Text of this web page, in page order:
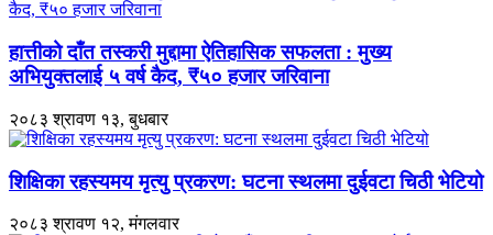
हात्तीको दाँत तस्करी मुद्दामा ऐतिहासिक सफलता : मुख्य
अभियुक्तलाई ५ वर्ष कैद, ₹५० हजार जरिवाना
२०८३ श्रावण १३, बुधबार
शिक्षिका रहस्यमय मृत्यु प्रकरण: घटना स्थलमा दुईवटा चिठी भेटियो
२०८३ श्रावण १२, मंगलवार